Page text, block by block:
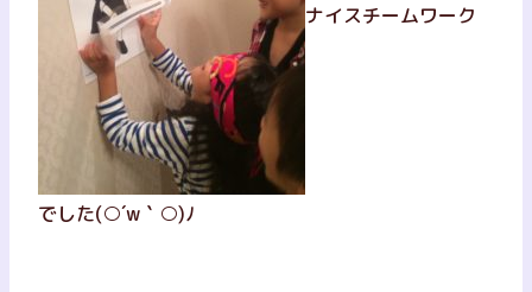
ナイスチームワーク
でした(○´w｀○)ﾉ